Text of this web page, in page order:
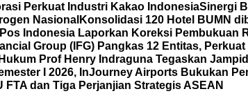
Perkuat Industri Kakao IndonesiaSinergi
Nasional Konsolidasi 120 Hotel BUMN
Indonesia Laporkan Koreksi Pembukuan
Group (IFG) Pangkas 12 Entitas,
Prof Henry Indraguna Tegaskan
I 2026, InJourney Airports Bukukan
dan Tiga Perjanjian Strategis ASEAN